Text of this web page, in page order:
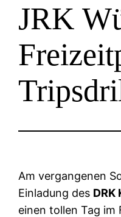
JRK
Am vergangenen
Einladung des DRK
einen tollen Tag